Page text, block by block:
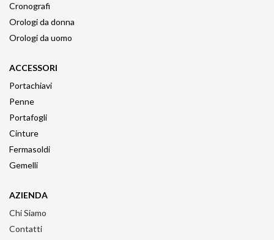
Cronografi
Orologi da donna
Orologi da uomo
ACCESSORI
Portachiavi
Penne
Portafogli
Cinture
Fermasoldi
Gemelli
AZIENDA
Chi Siamo
Contatti